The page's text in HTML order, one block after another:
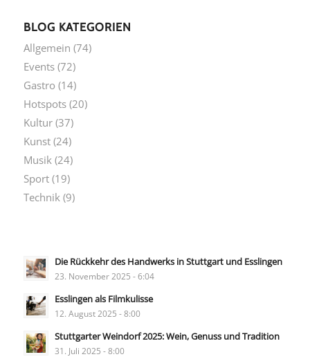
BLOG KATEGORIEN
Allgemein (74)
Events(72)
Gastro (14)
Hotspots(20)
Kultur(37)
Kunst(24)
Musik (24)
Sport(19)
Technik (9)
Die Rückkehr des Handwerks in Stuttgart und Esslingen
23. November 2025 - 6:04
Esslingen als Filmkulisse
12. August 2025 - 8:00
Stuttgarter Weindorf 2025: Wein, Genuss und Tradition
31. Juli 2025 - 8:00